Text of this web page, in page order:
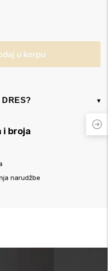
u korpu
▾
i broja
narudžbe